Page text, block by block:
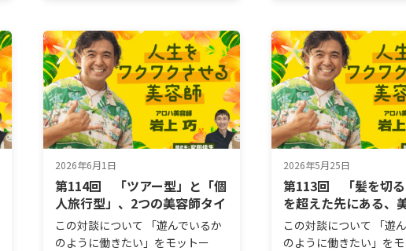
ココロオドル…
ココロオドル…
2026年6月1日
第114回 「ツアー型」と「個
人旅行型」、2つの美容師タイ
プ
この対談について 「遊んでいるか
のように働きたい」をモットー
2026年5月25日
第113回 「髪を切る
を超えた先にある、
幸せ
この対談について 「遊
のように働きたい」を